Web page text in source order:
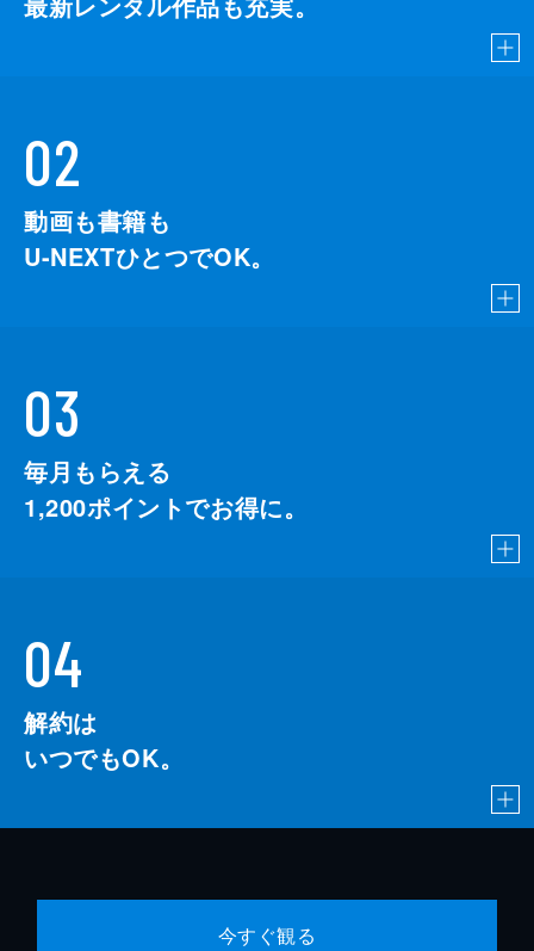
02
動画も書籍も
U-NEXTひとつでOK。
03
毎月もらえる
1,200ポイントでお得に。
04
解約は
いつでもOK。
今すぐ観る